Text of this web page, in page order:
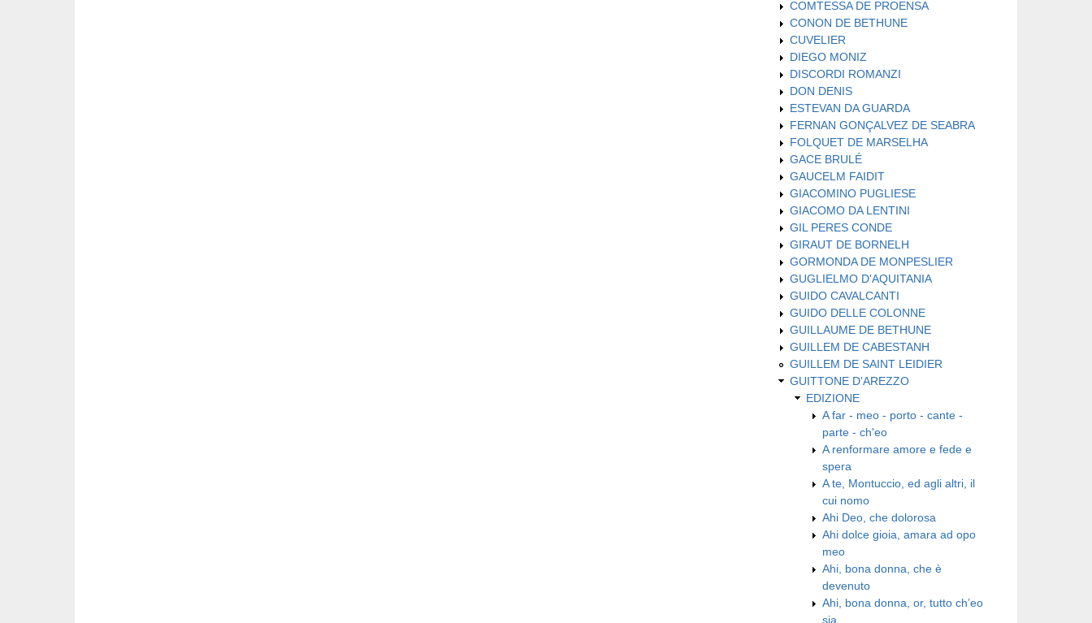
COMTESSA DE PROENSA
CONON DE BETHUNE
CUVELIER
DIEGO MONIZ
DISCORDI ROMANZI
DON DENIS
ESTEVAN DA GUARDA
FERNAN GONÇALVEZ DE SEABRA
FOLQUET DE MARSELHA
GACE BRULÉ
GAUCELM FAIDIT
GIACOMINO PUGLIESE
GIACOMO DA LENTINI
GIL PERES CONDE
GIRAUT DE BORNELH
GORMONDA DE MONPESLIER
GUGLIELMO D'AQUITANIA
GUIDO CAVALCANTI
GUIDO DELLE COLONNE
GUILLAUME DE BETHUNE
GUILLEM DE CABESTANH
GUILLEM DE SAINT LEIDIER
GUITTONE D'AREZZO
EDIZIONE
A far - meo - porto - cante -
parte - ch'eo
A renformare amore e fede e
spera
A te, Montuccio, ed agli altri, il
cui nomo
Ahi Deo, che dolorosa
Ahi dolce gioia, amara ad opo
meo
Ahi, bona donna, che è
devenuto
Ahi, bona donna, or, tutto ch’eo
sia